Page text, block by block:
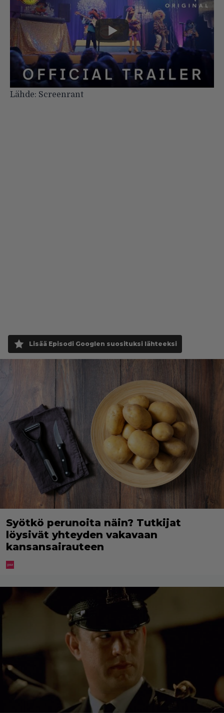
Lähde: Screenrant
Lisää Episodi Googlen suosituksi lähteeksi
Syötkö perunoita näin? Tutkijat
löysivät yhteyden vakavaan
kansansairauteen